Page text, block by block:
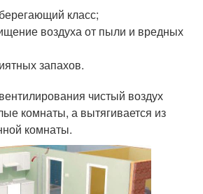
класс;
воздуха от пыли и вредных
запахов.
чистый воздух
комнаты, а вытягивается из
комнаты.